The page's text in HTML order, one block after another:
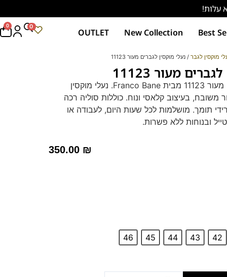
Best
New Collection
OUTLET
0 0
מוקסין לגבר / נעלי מוקסין לגברים מעור 11123
מעור 11123
נעלי מוקסין לגברים מעור 11123 מבית Franco Bane. נעלי מוקסין
משובח, בעיצוב קלאסי ונוח. כוללות סוליה רכה
תומך. מושלמות לכל שעות היום, לעבודה או
ובנוחות ללא פשרות.
350.00 ₪
42
43
44
45
46